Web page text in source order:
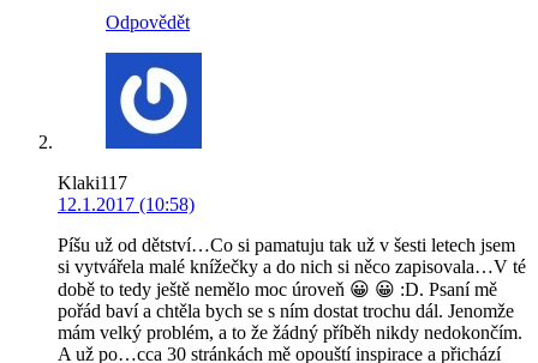
Odpovědět
Klaki117
12.1.2017 (10:58)
Píšu už od dětství…Co si pamatuju tak už v šesti letech jsem
si vytvářela malé knížečky a do nich si něco zapisovala…V té
době to tedy ještě nemělo moc úroveň 😀 😀 :D. Psaní mě
pořád baví a chtěla bych se s ním dostat trochu dál. Jenomže
mám velký problém, a to že žádný příběh nikdy nedokončím.
A už po…cca 30 stránkách mě opouští inspirace a přichází